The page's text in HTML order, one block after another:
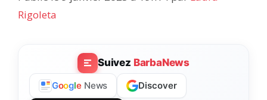
Rigoleta
Suivez BarbaNews
Google News Discover